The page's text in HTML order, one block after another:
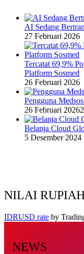
AI Sedang
27 Februari 2026
Tercatat 69,9%
Platform Sosmed
26 Februari 2026
Pengguna
26 Februari 2026
Belanja Cloud
5 Desember 2024
NILAI
IDRUSD rate by
NEWS